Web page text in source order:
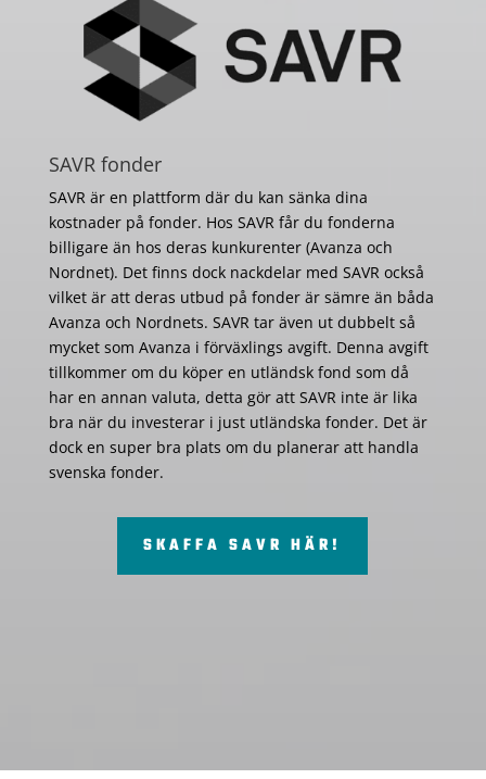
SAVR fonder
SAVR är en plattform där du kan sänka dina
kostnader på fonder. Hos SAVR får du fonderna
billigare än hos deras kunkurenter (Avanza och
Nordnet). Det finns dock nackdelar med SAVR också
vilket är att deras utbud på fonder är sämre än båda
Avanza och Nordnets. SAVR tar även ut dubbelt så
mycket som Avanza i förväxlings avgift. Denna avgift
tillkommer om du köper en utländsk fond som då
har en annan valuta, detta gör att SAVR inte är lika
bra när du investerar i just utländska fonder. Det är
dock en super bra plats om du planerar att handla
svenska fonder.
SKAFFA SAVR HÄR!